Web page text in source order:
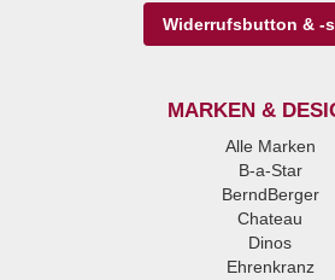
Widerrufsbutton & -
MARKEN &
Alle Marken
B-a-Star
BerndBerger
Chateau
Dinos
Ehrenkranz